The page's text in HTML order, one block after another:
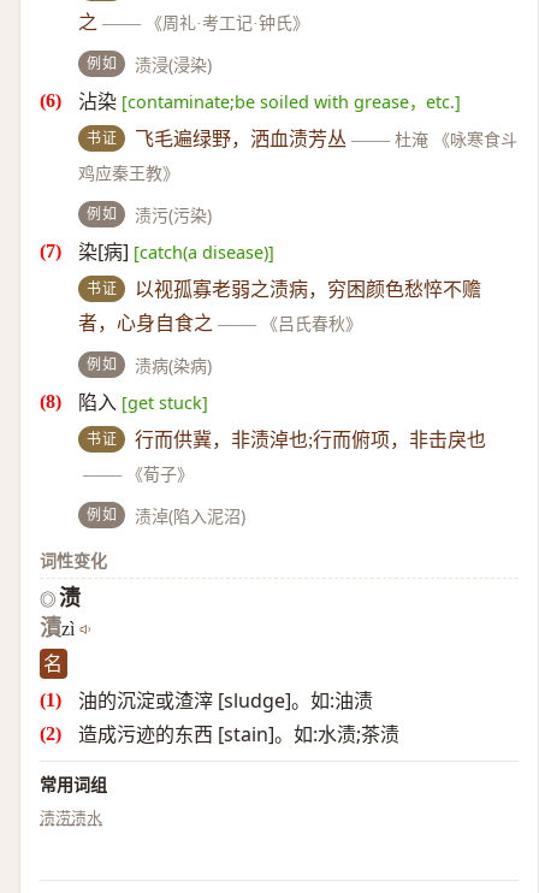
之 —— 《周礼·考工记·钟氏》
例如 渍浸(浸染)
沾染 [contaminate;be soiled with grease，etc.]
书证 飞毛遍绿野，洒血渍芳丛 —— 杜淹 《咏寒食斗
鸡应秦王教》
例如 渍污(污染)
染[病] [catch(a disease)]
书证
以视孤寡老弱之渍病，穷困颜色愁悴不赡
者，心身自食之 —— 《吕氏春秋》
例如 渍病(染病)
陷入 [get stuck]
书证
行而供冀，非渍淖也;行而俯项，非击戾也
——
《荀子》
例如
渍淖(陷入泥沼)
词性变化
◎ 渍
漬zì
名
油的沉淀或渣滓 [sludge]。如:油渍
造成污迹的东西 [stain]。如:水渍;茶渍
常用词组
渍涝渍水